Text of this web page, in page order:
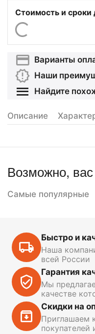
Стоимость и сроки
Варианты
Наши
Найдите
Описание
Возможно, вас
Самые популярные
Быстро и
Наша
всей России
Гарантия
Мы
качестве
Скидки на
Приглашаем
покупателей